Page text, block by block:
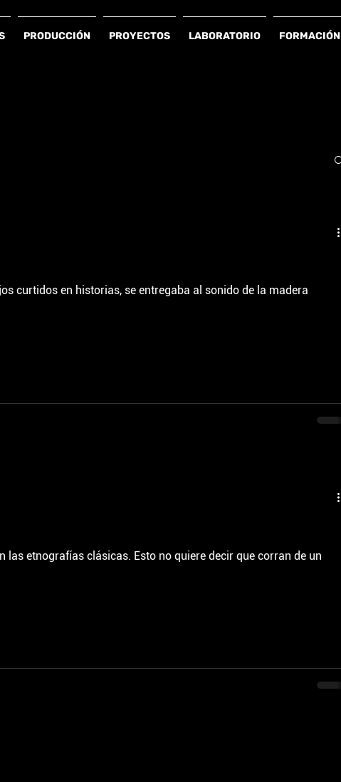
PRODUCCIÓN PROYECTOS LABORATORIO FORMACIÓN
curtidos en historias, se entregaba al sonido de la madera
las etnografías clásicas. Esto no quiere decir que corran de un